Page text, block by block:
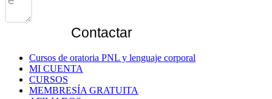
Contactar
Cursos de oratoria PNL y lenguaje corporal
MI CUENTA
CURSOS
MEMBRESÍA GRATUITA